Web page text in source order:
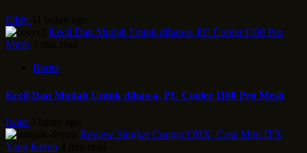
Eddy
Kecil Dan Mudah Untuk dibawa, PC Cooler I100 Pro
Mesh
Berita
Kecil Dan Mudah Untuk dibawa, PC Cooler I100 Pro Mesh
Iwan
Review Singkat Cougar QBX, Case Mini ITX
Yang Keren